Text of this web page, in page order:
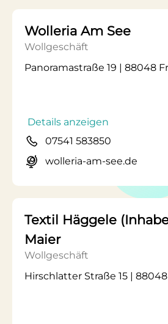
Wolleria Am See
Wollgeschäft
Panoramastraße 19 | 88048
Details anzeigen
07541 583850
wolleria-am-see.de
Textil Häggele
Maier
Wollgeschäft
Hirschlatter Straße 15 |